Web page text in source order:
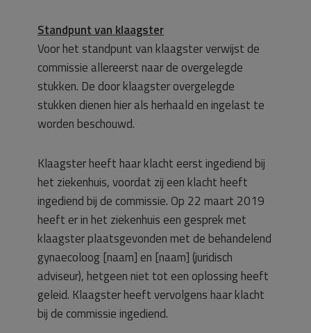
Standpunt van klaagster
Voor het standpunt van klaagster verwijst de
commissie allereerst naar de overgelegde
stukken. De door klaagster overgelegde
stukken dienen hier als herhaald en ingelast te
worden beschouwd.
Klaagster heeft haar klacht eerst ingediend bij
het ziekenhuis, voordat zij een klacht heeft
ingediend bij de commissie. Op 22 maart 2019
heeft er in het ziekenhuis een gesprek met
klaagster plaatsgevonden met de behandelend
gynaecoloog [naam] en [naam] (juridisch
adviseur), hetgeen niet tot een oplossing heeft
geleid. Klaagster heeft vervolgens haar klacht
bij de commissie ingediend.